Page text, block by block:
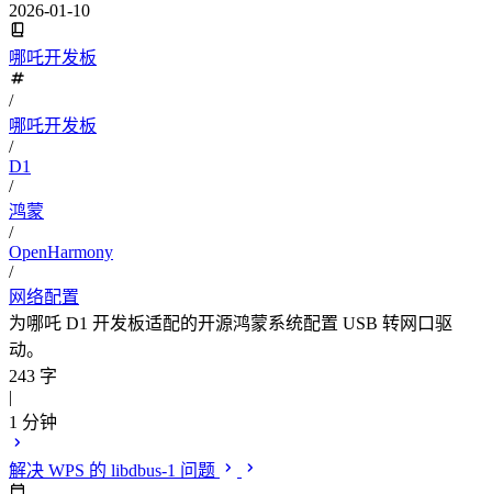
2026-01-10
哪吒开发板
/
哪吒开发板
/
D1
/
鸿蒙
/
OpenHarmony
/
网络配置
为哪吒 D1 开发板适配的开源鸿蒙系统配置 USB 转网口驱
动。
243 字
|
1 分钟
解决 WPS 的 libdbus-1 问题